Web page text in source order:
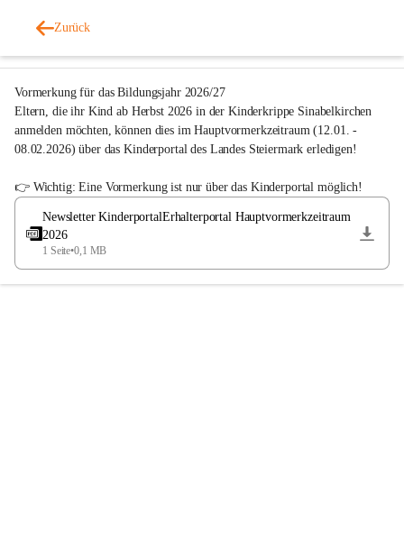
Zurück
Kinderkrippe Sinabelkirchen
Vormerkung für das Bildungsjahr 2026/27
Eltern, die ihr Kind ab Herbst 2026 in der Kinderkrippe Sinabelkirchen
anmelden möchten, können dies im Hauptvormerkzeitraum (12.01. -
08.02.2026) über das Kinderportal des Landes Steiermark erledigen!
👉 Wichtig: Eine Vormerkung ist nur über das Kinderportal möglich!
Newsletter KinderportalErhalterportal Hauptvormerkzeitraum
2026
1 Seite•0,1 MB